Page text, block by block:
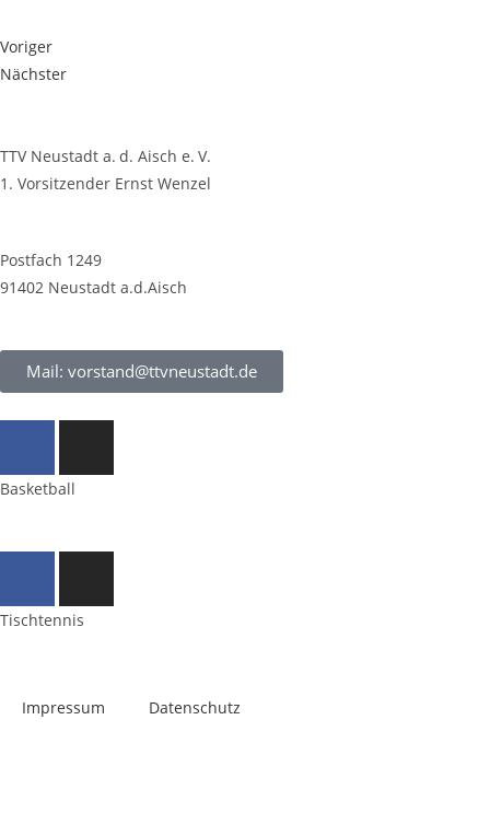
Voriger
Nächster
TTV Neustadt a. d. Aisch e. V.
1. Vorsitzender Ernst Wenzel
Postfach 1249
91402 Neustadt a.d.Aisch
Mail: vorstand@ttvneustadt.de
Basketball
Tischtennis
Impres­sum Daten­schutz